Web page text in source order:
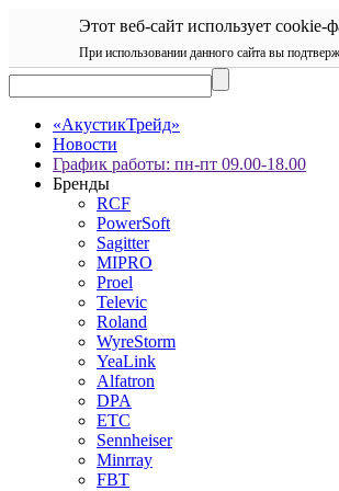
Этот веб-сайт использует cookie-
При использовании данного сайта вы
«АкустикТрейд»
Новости
График работы: пн-пт 09.00-18.00
Бренды
RCF
PowerSoft
Sagitter
MIPRO
Proel
Televic
Roland
WyreStorm
YeaLink
Alfatron
DPA
ETC
Sennheiser
Minrray
FBT